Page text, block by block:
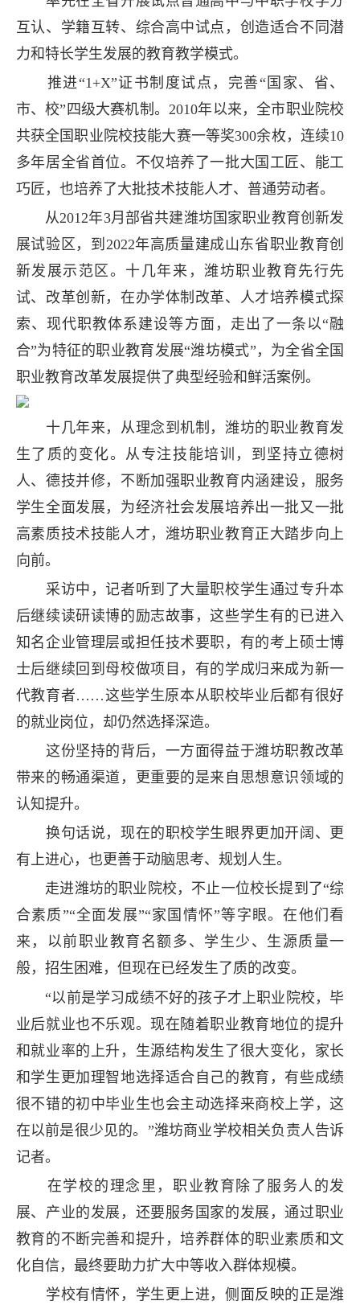
互认、学籍互转、综合高中试点，创造适合不同潜
力和特长学生发展的教育教学模式。
推进“1+X”证书制度试点，完善“国家、省、
市、校”四级大赛机制。2010年以来，全市职业院校
共获全国职业院校技能大赛一等奖300余枚，连续10
多年居全省首位。不仅培养了一批大国工匠、能工
巧匠，也培养了大批技术技能人才、普通劳动者。
从2012年3月部省共建潍坊国家职业教育创新发
展试验区，到2022年高质量建成山东省职业教育创
新发展示范区。十几年来，潍坊职业教育先行先
试、改革创新，在办学体制改革、人才培养模式探
索、现代职教体系建设等方面，走出了一条以“融
合”为特征的职业教育发展“潍坊模式”，为全省全国
职业教育改革发展提供了典型经验和鲜活案例。
十几年来，从理念到机制，潍坊的职业教育发
生了质的变化。从专注技能培训，到坚持立德树
人、德技并修，不断加强职业教育内涵建设，服务
学生全面发展，为经济社会发展培养出一批又一批
高素质技术技能人才，潍坊职业教育正大踏步向上
向前。
采访中，记者听到了大量职校学生通过专升本
后继续读研读博的励志故事，这些学生有的已进入
知名企业管理层或担任技术要职，有的考上硕士博
士后继续回到母校做项目，有的学成归来成为新一
代教育者……这些学生原本从职校毕业后都有很好
的就业岗位，却仍然选择深造。
这份坚持的背后，一方面得益于潍坊职教改革
带来的畅通渠道，更重要的是来自思想意识领域的
认知提升。
换句话说，现在的职校学生眼界更加开阔、更
有上进心，也更善于动脑思考、规划人生。
走进潍坊的职业院校，不止一位校长提到了“综
合素质”“全面发展”“家国情怀”等字眼。在他们看
来，以前职业教育名额多、学生少、生源质量一
般，招生困难，但现在已经发生了质的改变。
“以前是学习成绩不好的孩子才上职业院校，毕
业后就业也不乐观。现在随着职业教育地位的提升
和就业率的上升，生源结构发生了很大变化，家长
和学生更加理智地选择适合自己的教育，有些成绩
很不错的初中毕业生也会主动选择来商校上学，这
在以前是很少见的。”潍坊商业学校相关负责人告诉
记者。
在学校的理念里，职业教育除了服务人的发
展、产业的发展，还要服务国家的发展，通过职业
教育的不断完善和提升，培养群体的职业素质和文
化自信，最终要助力扩大中等收入群体规模。
学校有情怀，学生更上进，侧面反映的正是潍